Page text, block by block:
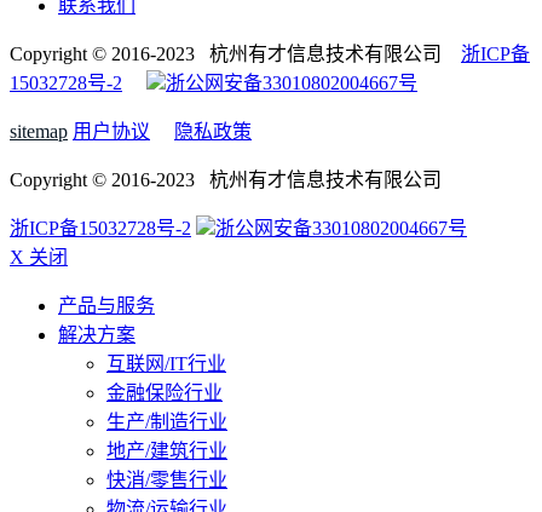
联系我们
Copyright © 2016-2023 杭州有才信息技术有限公司 浙ICP备
15032728号-2
浙公网安备33010802004667号
sitemap 用户协议 隐私政策
Copyright © 2016-2023 杭州有才信息技术有限公司
浙ICP备15032728号-2
浙公网安备33010802004667号
X 关闭
产品与服务
解决方案
互联网/IT行业
金融保险行业
生产/制造行业
地产/建筑行业
快消/零售行业